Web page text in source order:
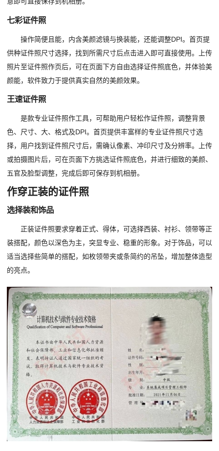
七彩证件照
操作简便且能，内含美颜滤镜与换装能，还能调整DPI。首页提
供种证件照尺寸选择，找到所需尺寸后点击进入即可直接使用。上传
照片至证件照作页后，可在页面下方自由选择证件照底色，并体验美
颜能，软件致力于提供真实自然的美颜效果。
王速证件照
是款专业证件照作工具，可帮助用户轻松作证件照，调整背景
色、尺寸、大、格式及DPI。首页提供丰富样的专业证件照尺寸选
择，用户找到证件照尺寸后，需确认像素、冲印尺寸及分辨率。上传
或拍摄图片后，可在页面下方挑选证件照底色，并进行细致的美颜、
五官及脸型调整，完成后即可保存到机相册。
作穿正装的证件照
选择装和饰品
正装证件照要求穿着正式、得体，可选择西装、衬衫、领带等正
装搭配，颜色以深色为主，突显专业、稳重的形象。对于饰品，可以
适当选择些简单的搭配，如枚领带夹或条简约的吊坠，增加整体造型
的亮点。